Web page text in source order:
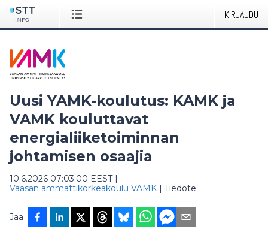
KIRJAUDU
Uusi YAMK-koulutus: KAMK ja
VAMK kouluttavat
energialiiketoiminnan
johtamisen osaajia
10.6.2026 07:03:00 EEST|
Vaasan ammattikorkeakoulu VAMK | Tiedote
Jaa